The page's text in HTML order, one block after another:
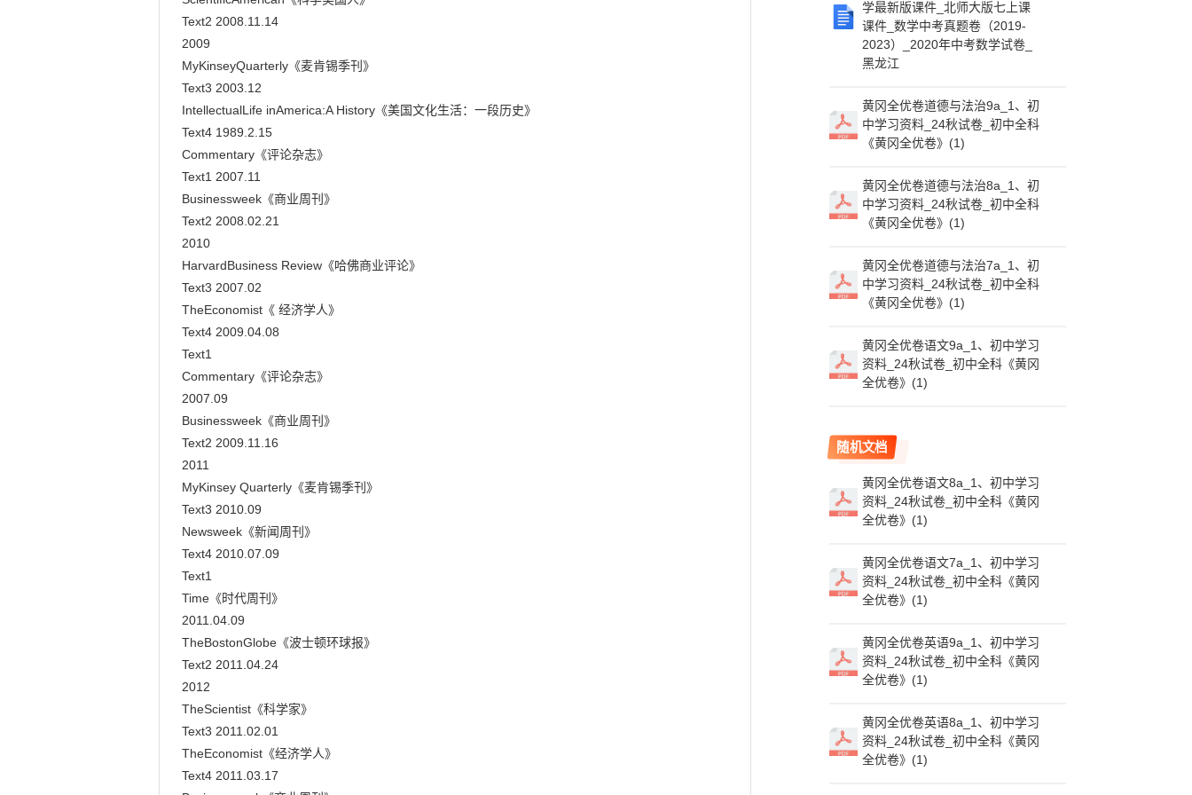
Text2 2008.11.14
2009
MyKinseyQuarterly《麦肯锡季刊》
Text3 2003.12
IntellectualLife inAmerica:A History《美国文化生活：一段历史》
Text4 1989.2.15
Commentary《评论杂志》
Text1 2007.11
Businessweek《商业周刊》
Text2 2008.02.21
2010
HarvardBusiness Review《哈佛商业评论》
Text3 2007.02
TheEconomist《 经济学人》
Text4 2009.04.08
Text1
Commentary《评论杂志》
2007.09
Businessweek《商业周刊》
Text2 2009.11.16
2011
MyKinsey Quarterly《麦肯锡季刊》
Text3 2010.09
Newsweek《新闻周刊》
Text4 2010.07.09
Text1
Time《时代周刊》
2011.04.09
TheBostonGlobe《波士顿环球报》
Text2 2011.04.24
2012
TheScientist《科学家》
Text3 2011.02.01
TheEconomist《经济学人》
Text4 2011.03.17
学最新版课件_北师大版七上课
课件_数学中考真题卷（2019-
2023）_2020年中考数学试卷_
黑龙江
黄冈全优卷道德与法治9a_1、初
中学习资料_24秋试卷_初中全科
《黄冈全优卷》(1)
黄冈全优卷道德与法治8a_1、初
中学习资料_24秋试卷_初中全科
《黄冈全优卷》(1)
黄冈全优卷道德与法治7a_1、初
中学习资料_24秋试卷_初中全科
《黄冈全优卷》(1)
黄冈全优卷语文9a_1、初中学习
资料_24秋试卷_初中全科《黄冈
全优卷》(1)
随机文档
黄冈全优卷语文8a_1、初中学习
资料_24秋试卷_初中全科《黄冈
全优卷》(1)
黄冈全优卷语文7a_1、初中学习
资料_24秋试卷_初中全科《黄冈
全优卷》(1)
黄冈全优卷英语9a_1、初中学习
资料_24秋试卷_初中全科《黄冈
全优卷》(1)
黄冈全优卷英语8a_1、初中学习
资料_24秋试卷_初中全科《黄冈
全优卷》(1)